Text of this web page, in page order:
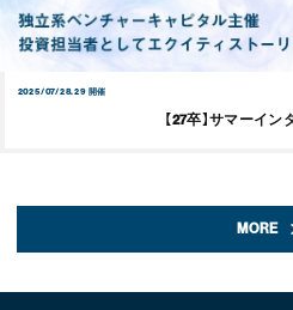
2025/07/28.29 開催
【27卒】サマーイ
MORE